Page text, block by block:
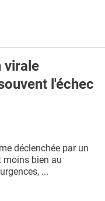
virale
l'échec
déclenchée par un
moins bien au
...